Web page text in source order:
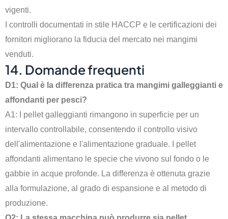
vigenti.
I controlli documentati in stile HACCP e le certificazioni dei
fornitori migliorano la fiducia del mercato nei mangimi
venduti.
14. Domande frequenti
D1: Qual è la differenza pratica tra mangimi galleggianti e
affondanti per pesci?
A1: I pellet galleggianti rimangono in superficie per un
intervallo controllabile, consentendo il controllo visivo
dell'alimentazione e l'alimentazione graduale. I pellet
affondanti alimentano le specie che vivono sul fondo o le
gabbie in acque profonde. La differenza è ottenuta grazie
alla formulazione, al grado di espansione e al metodo di
produzione.